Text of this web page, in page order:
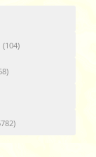
(104)